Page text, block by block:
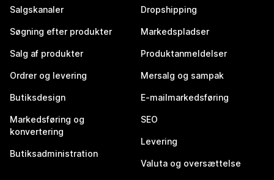
Salgskanaler
Søgning efter produkter
Salg af produkter
Ordrer og levering
Butiksdesign
Markedsføring og
konvertering
Butiksadministration
Dropshipping
Markedspladser
Produktanmeldelser
Mersalg og sampak
E-mailmarkedsføring
SEO
Levering
Valuta og oversættelse